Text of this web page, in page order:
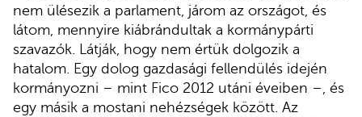
nem ülésezik a parlament, járom az országot, és
látom, mennyire kiábrándultak a kormánypárti
szavazók. Látják, hogy nem értük dolgozik a
hatalom. Egy dolog gazdasági fellendülés idején
kormányozni – mint Fico 2012 utáni éveiben –, és
egy másik a mostani nehézségek között. Az